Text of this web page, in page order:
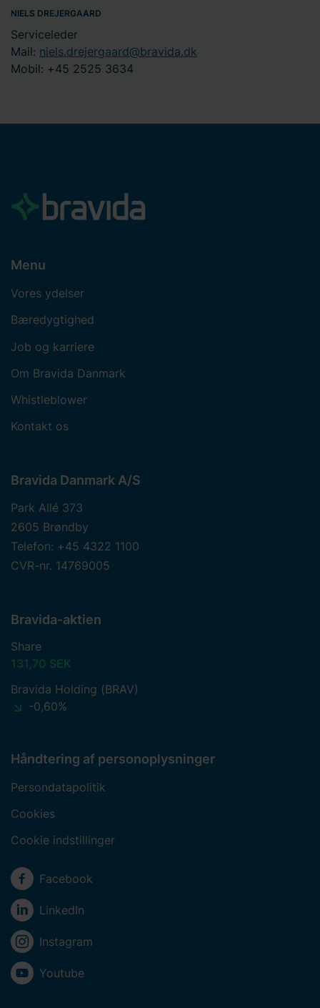
NIELS DREJERGAARD
Serviceleder
Mail: niels.drejergaard@bravida.dk
Mobil: +45 2525 3634
Menu
Vores ydelser
Bæredygtighed
Job og karriere
Om Bravida Danmark
Whistleblower
Kontakt os
Bravida Danmark A/S
Park Allé 373
2605 Brøndby
Telefon: +45 4322 1100
CVR-nr. 14769005
Bravida-aktien
Share
131,70 SEK
Bravida Holding (BRAV)
-0,60%
Håndtering af personoplysninger
Persondatapolitik
Cookies
Cookie indstillinger
Sociale medier
Facebook
LinkedIn
Instagram
Youtube